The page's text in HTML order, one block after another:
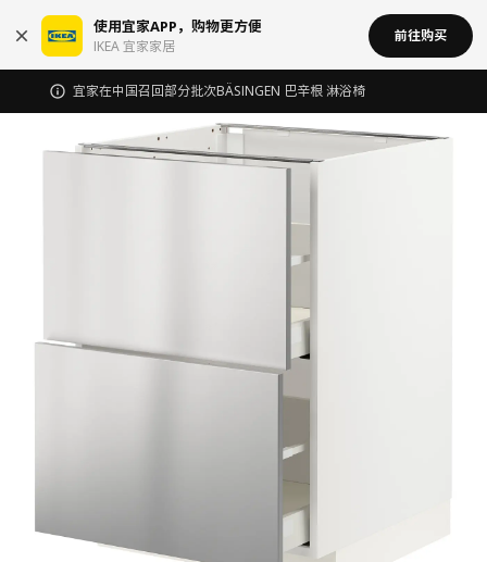
使用宜家APP，购物更方便
IKEA 宜家家居
前往购买
宜家在中国召回部分批次BÄSINGEN 巴辛根 淋浴椅